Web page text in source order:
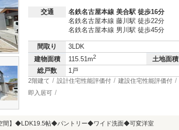
交通
名鉄名古屋本線 美合駅 徒歩16分
名鉄名古屋本線 藤川駅 徒歩22分
名鉄名古屋本線 男川駅 徒歩45分
間取り
3LDK
建物面積
115.51m2 土地面積
総戸数 1戸
2階建て 設計住宅性能評価付 建設住宅性能評価付
即入居可
間】◆LDK19.5帖◆パントリー◆ワイド洗面◆可変洋室